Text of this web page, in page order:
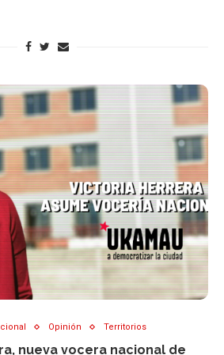
Opinión Territorios
nueva vocera nacional de